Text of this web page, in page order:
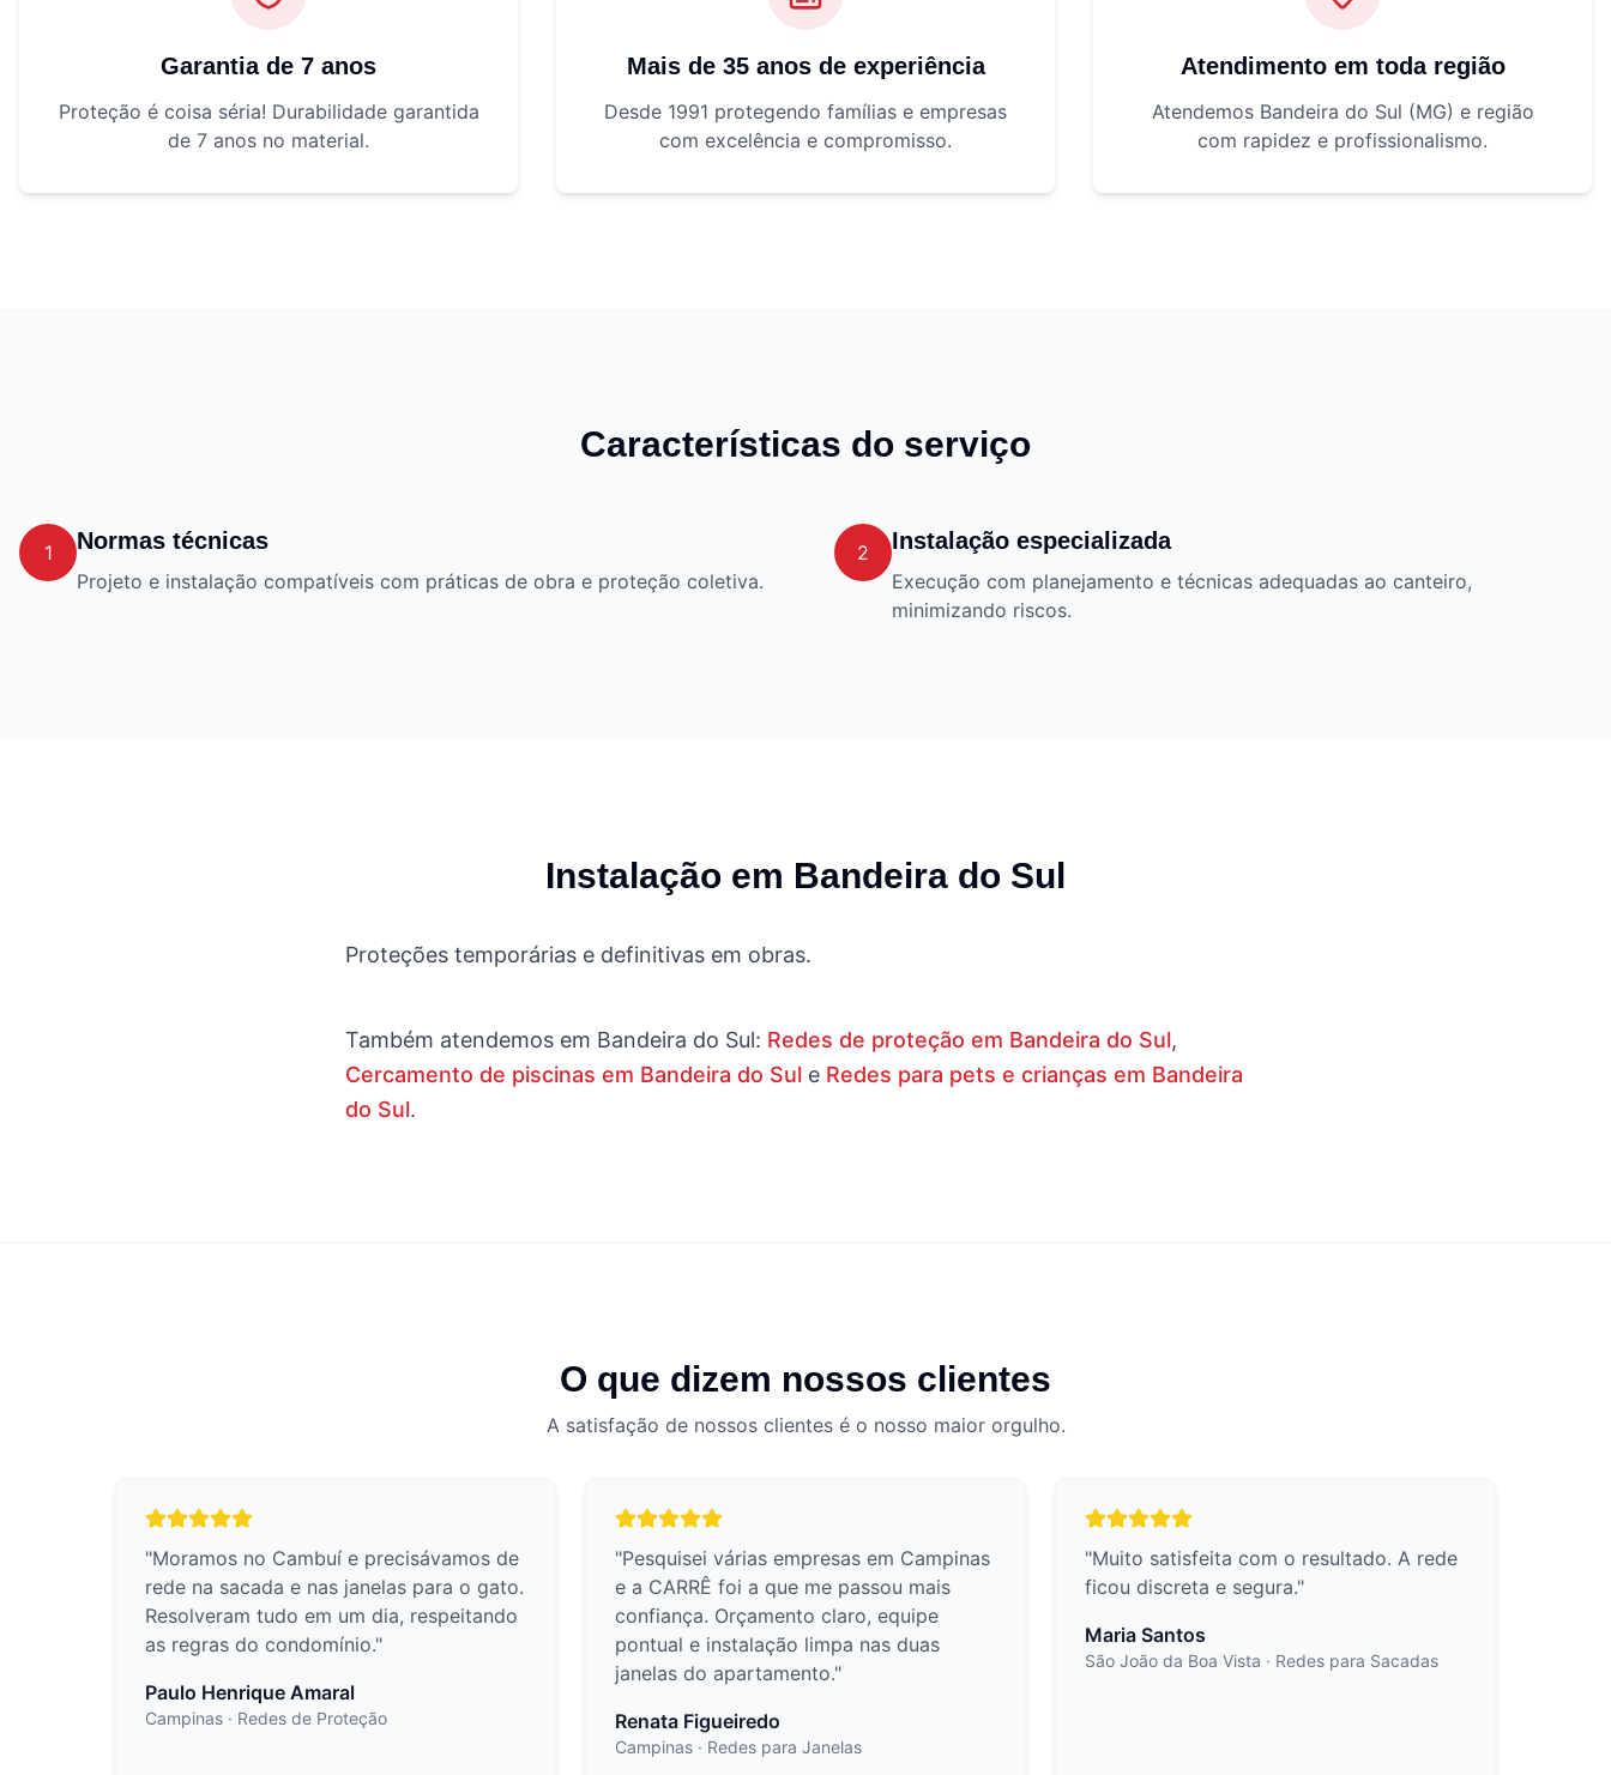
Garantia de 7 anos
Proteção é coisa séria! Durabilidade garantida
de 7 anos no material.
Mais de 35 anos de experiência
Desde 1991 protegendo famílias e empresas
com excelência e compromisso.
Atendimento em toda região
Atendemos Bandeira do Sul (MG) e região
com rapidez e profissionalismo.
Características do serviço
1 Normas técnicas
Projeto e instalação compatíveis com práticas de obra e proteção coletiva.
2 Instalação especializada
Execução com planejamento e técnicas adequadas ao canteiro,
minimizando riscos.
Instalação em Bandeira do Sul
Proteções temporárias e definitivas em obras.
Também atendemos em Bandeira do Sul: Redes de proteção em Bandeira do Sul,
Cercamento de piscinas em Bandeira do Sul e Redes para pets e crianças em Bandeira
do Sul.
O que dizem nossos clientes
A satisfação de nossos clientes é o nosso maior orgulho.
"Moramos no Cambuí e precisávamos de
rede na sacada e nas janelas para o gato.
Resolveram tudo em um dia, respeitando
as regras do condomínio."
Paulo Henrique Amaral
Campinas · Redes de Proteção
"Pesquisei várias empresas em Campinas
e a CARRÊ foi a que me passou mais
confiança. Orçamento claro, equipe
pontual e instalação limpa nas duas
janelas do apartamento."
Renata Figueiredo
Campinas · Redes para Janelas
"Muito satisfeita com o resultado. A rede
ficou discreta e segura."
Maria Santos
São João da Boa Vista · Redes para Sacadas